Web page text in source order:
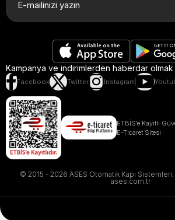
Kampanya ve indirimlerden haberdar
Facebook Twitter Instagram
ETBİS’e Kayıtlı
E-Ticaret Sitesi
© 2015 - 2026 ASES Otomatik Kapı Sistemleri.
ases.com.tr